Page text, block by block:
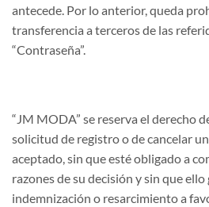
antecede. Por lo anterior, queda
transferencia a terceros de las
“Contraseña”.
“JM MODA” se reserva el derecho
solicitud de registro o de cancelar
aceptado, sin que esté obligado a
razones de su decisión y sin que
indemnización o resarcimiento a